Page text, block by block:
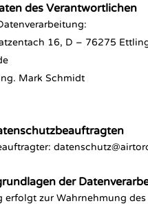
des Verantwortlichen
16, D – 76275
Mark Schmidt
der
erfolgt zur Wahrnehmung